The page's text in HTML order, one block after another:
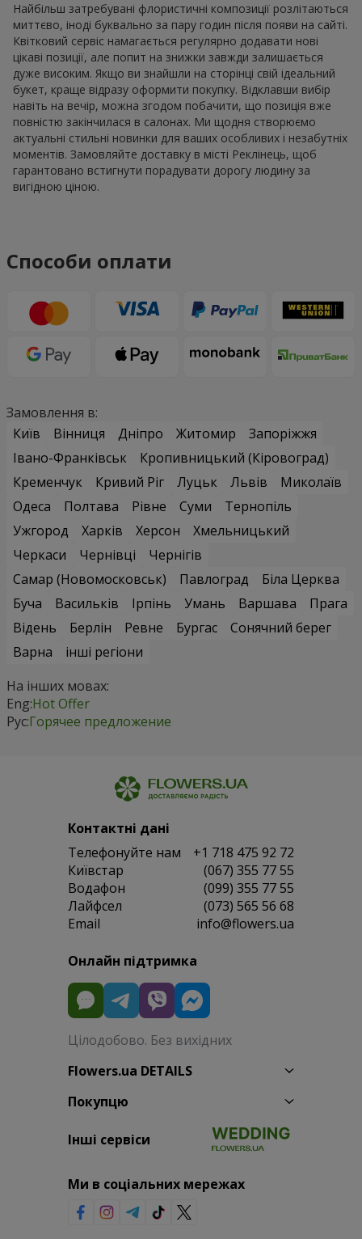
Найбільш затребувані флористичні композиції розлітаються
миттєво, іноді буквально за пару годин після появи на сайті.
Квітковий сервіс намагається регулярно додавати нові
цікаві позиції, але попит на знижки завжди залишається
дуже високим. Якщо ви знайшли на сторінці свій ідеальний
букет, краще відразу оформити покупку. Відклавши вибір
навіть на вечір, можна згодом побачити, що позиція вже
повністю закінчилася в салонах. Ми щодня створюємо
актуальні стильні новинки для ваших особливих і незабутніх
моментів. Замовляйте доставку в місті Реклінець, щоб
гарантовано встигнути порадувати дорогу людину за
вигідною ціною.
Способи оплати
Замовлення в:
Київ
Вінниця Дніпро Житомир
Запоріжжя
Івано-Франківськ
Кропивницький (Кіровоград)
Кременчук
Кривий Ріг Луцьк Львів
Миколаїв
Одеса
Полтава Рівне Суми
Тернопіль
Ужгород
Харків Херсон
Хмельницький
Черкаси
Чернівці
Чернігів
Самар (Новомосковськ)
Павлоград
Біла Церква
Буча
Васильків Ірпінь Умань Варшава
Прага
Відень
Берлін Ревне Бургас
Сонячний берег
Варна
інші регіони
На інших мовах:
Eng:Hot Offer
Рус:Горячее предложение
Контактні дані
Телефонуйте нам
+1 718 475 92 72
Київстар
(067) 355 77 55
Водафон
(099) 355 77 55
Лайфсел
(073) 565 56 68
Email
info@flowers.ua
Онлайн підтримка
Цілодобово. Без вихідних
Flowers.ua DETAILS
Покупцю
Інші сервіси
Ми в соціальних мережах